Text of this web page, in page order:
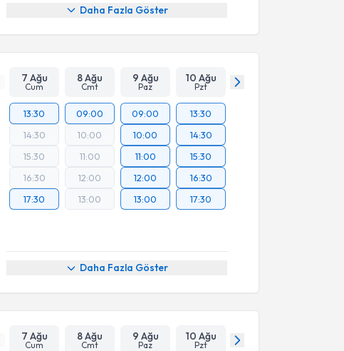
Daha Fazla Göster
7 Ağu
Cum
8 Ağu
Cmt
9 Ağu
Paz
10 Ağu
Pzt
13:30
14:30
15:30
16:30
17:30
09:00
10:00
11:00
12:00
13:00
09:00
10:00
11:00
12:00
13:00
13:30
14:30
15:30
16:30
17:30
Daha Fazla Göster
7 Ağu
Cum
8 Ağu
Cmt
9 Ağu
Paz
10 Ağu
Pzt